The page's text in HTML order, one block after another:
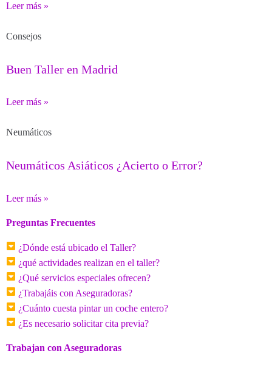
Leer más »
Consejos
Buen Taller en Madrid
Leer más »
Neumáticos
Neumáticos Asiáticos ¿Acierto o Error?
Leer más »
Preguntas Frecuentes
¿Dónde está ubicado el Taller?
¿qué actividades realizan en el taller?
¿Qué servicios especiales ofrecen?
¿Trabajáis con Aseguradoras?
¿Cuánto cuesta pintar un coche entero?
¿Es necesario solicitar cita previa?
Trabajan con Aseguradoras